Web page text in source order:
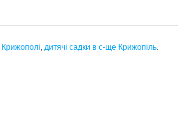
,дитячі садки в с-ще Крижопіль.